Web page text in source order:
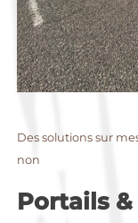
Des solutions sur
non
Portails